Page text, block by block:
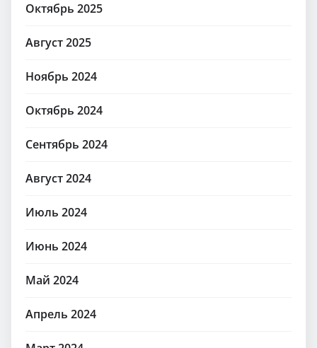
Октябрь 2025
Август 2025
Ноябрь 2024
Октябрь 2024
Сентябрь 2024
Август 2024
Июль 2024
Июнь 2024
Май 2024
Апрель 2024